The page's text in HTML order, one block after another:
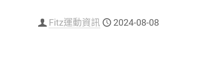
Fitz運動資訊 2024-08-08